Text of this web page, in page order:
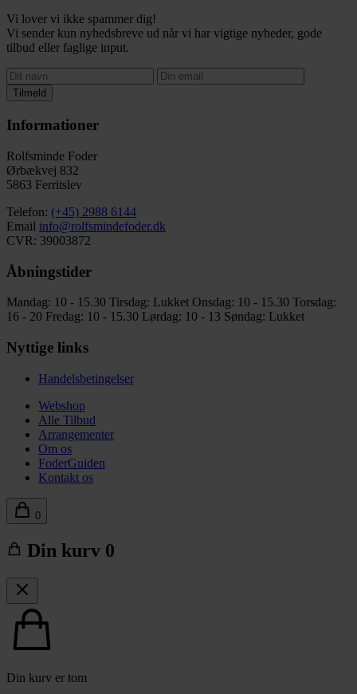
Vi lover vi ikke spammer dig!
Vi sender kun nyhedsbreve ud når vi har vigtige nyheder, gode
tilbud eller faglige input.
Tilmeld
Informationer
Rolfsminde Foder
Ørbækvej 832
5863 Ferritslev
Telefon: (+45) 2988 6144
Email info@rolfsmindefoder.dk
CVR: 39003872
Åbningstider
Mandag: 10 - 15.30 Tirsdag: Lukket Onsdag: 10 - 15.30 Torsdag:
16 - 20 Fredag: 10 - 15.30 Lørdag: 10 - 13 Søndag: Lukket
Nyttige links
Handelsbetingelser
Webshop
Alle Tilbud
Arrangementer
Om os
FoderGuiden
Kontakt os
0
Din kurv 0
Din kurv er tom